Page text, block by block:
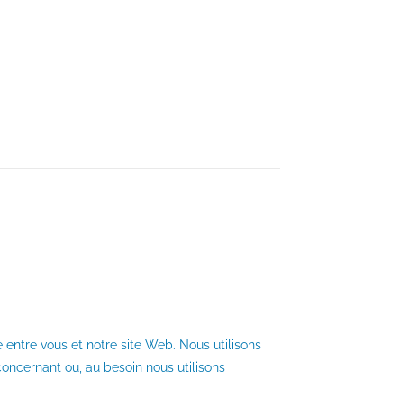
vous et notre site Web. Nous utilisons
ou, au besoin nous utilisons